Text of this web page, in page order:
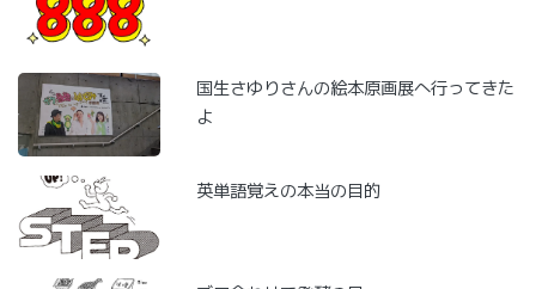
国生さゆりさんの絵本原画展へ行ってきた
よ
英単語覚えの本当の目的